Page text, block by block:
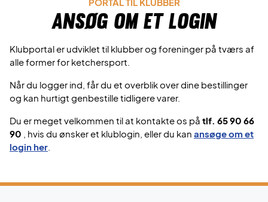
PORTAL TIL KLUBBER
Ansøg om et login
Klubportal er udviklet til klubber og foreninger på tværs af
alle former for ketchersport.
Når du logger ind, får du et overblik over dine bestillinger
og kan hurtigt genbestille tidligere varer.
Du er meget velkommen til at kontakte os på tlf. 65 90 66
90
, hvis du ønsker et klublogin, eller du kan ansøge om et
login her